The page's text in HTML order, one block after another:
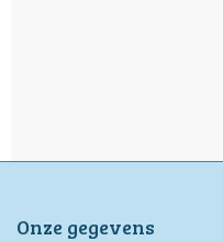
Onze gegevens